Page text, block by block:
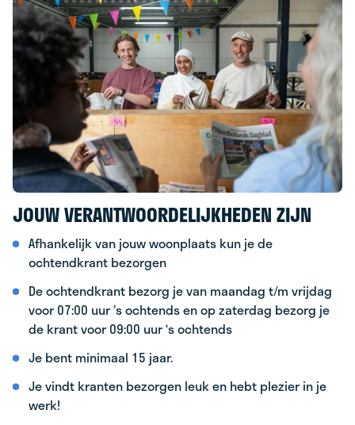
JOUW VERANTWOORDELIJKHEDEN ZIJN
Afhankelijk van jouw woonplaats kun je de
ochtendkrant bezorgen
De ochtendkrant bezorg je van maandag t/m vrijdag
voor 07:00 uur ’s ochtends en op zaterdag bezorg je
de krant voor 09:00 uur ‘s ochtends
Je bent minimaal 15 jaar.
Je vindt kranten bezorgen leuk en hebt plezier in je
werk!